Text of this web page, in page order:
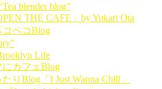
blender blog”
THE CAFE」by Yukari Ota
ペコBlog
Life
カフェBlog
りBlog「I Just Wanna Chill」